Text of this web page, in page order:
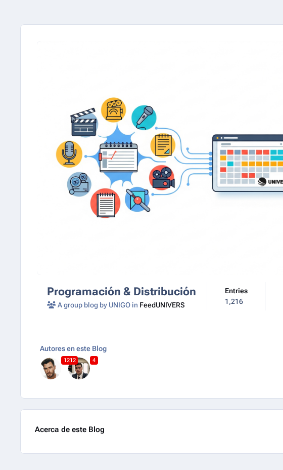
Programación & Distribución
A group blog by UNIGO in FeedUNIVERS
Entries
1,216
Autores en este Blog
1212 4
Acerca de este Blog